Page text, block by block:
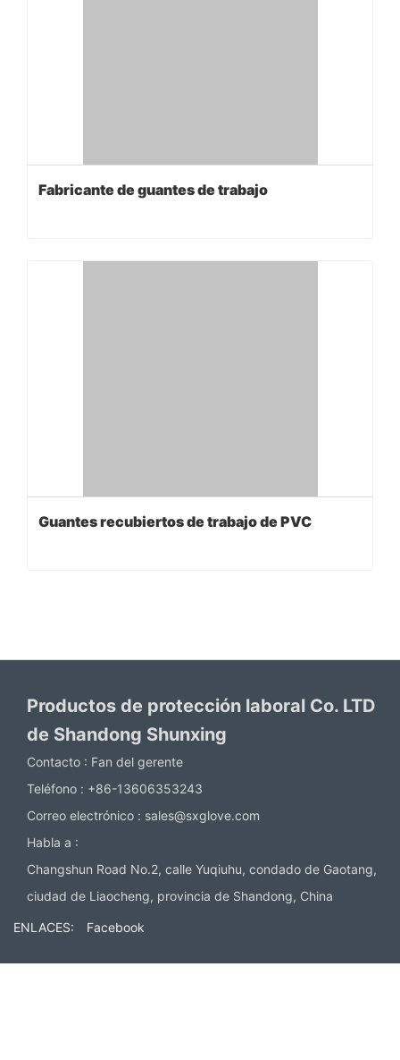
Fabricante de guantes de trabajo
Guantes recubiertos de trabajo de PVC
Productos de protección laboral Co. LTD
de Shandong Shunxing
Contacto : Fan del gerente
Teléfono : +86-13606353243
Correo electrónico : sales@sxglove.com
Habla a :
Changshun Road No.2, calle Yuqiuhu, condado de Gaotang,
ciudad de Liaocheng, provincia de Shandong, China
ENLACES: Facebook